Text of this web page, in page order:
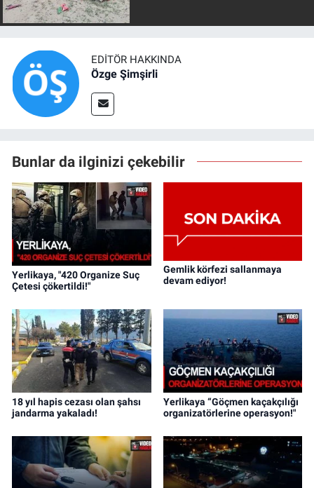
EDITÖR HAKKINDA
Özge Şimşirli
Bunlar da ilginizi çekebilir
Yerlikaya, "420 Organize Suç
Çetesi çökertildi!"
Gemlik körfezi sallanmaya
devam ediyor!
18 yıl hapis cezası olan şahsı
jandarma yakaladı!
Yerlikaya “Göçmen kaçakçılığı
organizatörlerine operasyon!"